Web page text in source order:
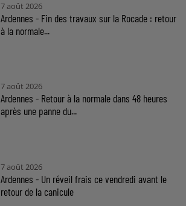
7 août 2026
Ardennes - Fin des travaux sur la Rocade : retour
à la normale...
7 août 2026
Ardennes - Retour à la normale dans 48 heures
après une panne du...
7 août 2026
Ardennes - Un réveil frais ce vendredi avant le
retour de la canicule